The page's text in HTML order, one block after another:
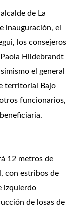
de La
inauguración, el
los consejeros
Hildebrandt
el general
territorial Bajo
funcionarios,
12 metros de
con estribos de
izquierdo
de losas de